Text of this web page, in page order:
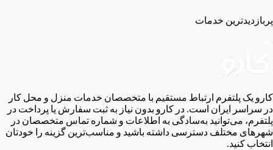
پربازدیدترین خدمات
کارو یک پلتفرم ارتباط مستقیم با متخصصان خدمات منزل و محل کار
در سراسر ایران است. در کارو بدون نیاز به ثبت سفارش یا پرداخت در
پلتفرم، می‌توانید به‌سادگی به اطلاعات و شماره تماس متخصصان در
شهر‌های مختلف دسترسی داشته باشید و مناسب‌ترین گزینه را خودتان
انتخاب کنید.